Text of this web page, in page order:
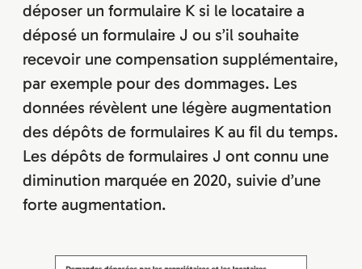
déposer un formulaire K si le locataire a
déposé un formulaire J ou s’il souhaite
recevoir une compensation supplémentaire,
par exemple pour des dommages. Les
données révèlent une légère augmentation
des dépôts de formulaires K au fil du temps.
Les dépôts de formulaires J ont connu une
diminution marquée en 2020, suivie d’une
forte augmentation.